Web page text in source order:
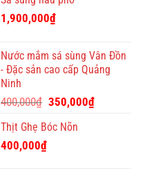
quà
nghĩa
và
độc
1,900,000₫
Nước mắm sá sùng Vân Đồn
- Đặc sản cao cấp Quảng
Ninh
400,000₫ Giá
là:
350,000₫Giá
Thịt Ghẹ Bóc Nõn
400,000₫